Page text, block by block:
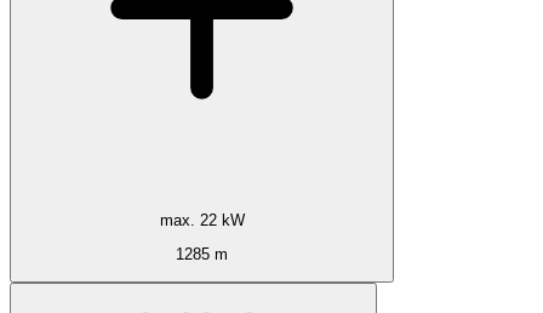
max. 22 kW
1285 m